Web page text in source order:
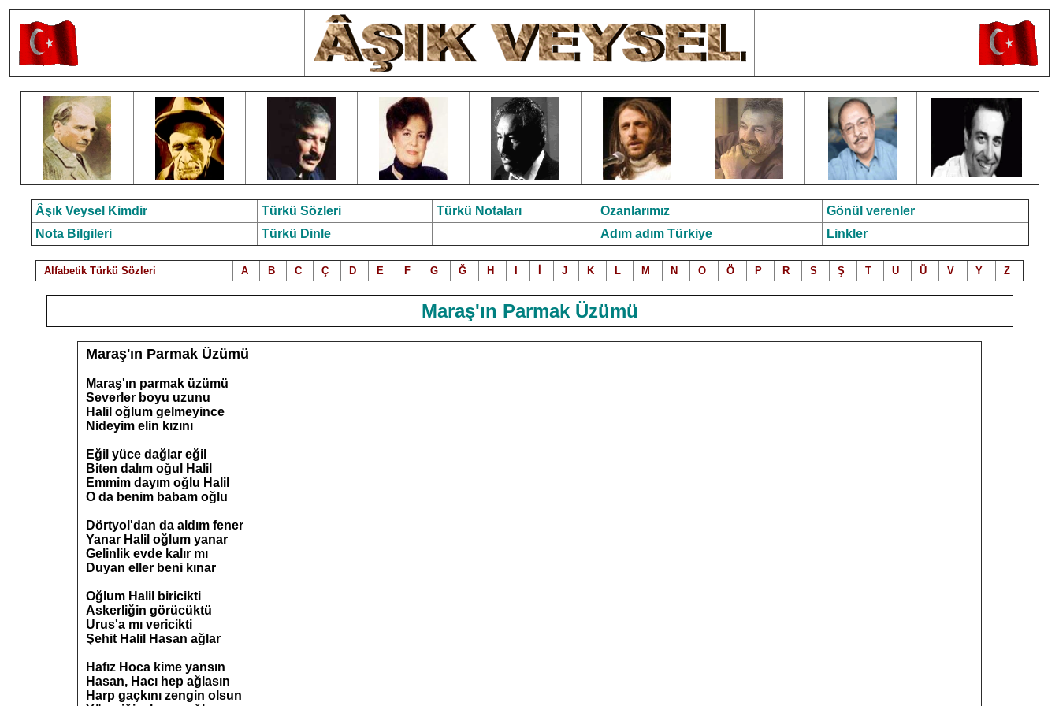
Âşık Veysel Kimdir Türkü Sözleri Türkü Notaları Ozanlarımız
Gönül verenler
Nota Bilgileri
Türkü Dinle Adım adım Türkiye Linkler
Alfabetik Türkü Sözleri A B C Ç D E F G Ğ H J K L M N O Ö P R S Ş T U Ü V Y Z
Maraş'ın Parmak Üzümü
Maraş'ın Parmak Üzümü
Maraş'ın parmak üzümü
Severler boyu uzunu
Halil oğlum gelmeyince
Nideyim elin kızını
Eğil yüce dağlar eğil
Biten dalım oğul Halil
Emmim dayım oğlu Halil
O da benim babam oğlu
Dörtyol'dan da aldım fener
Yanar Halil oğlum yanar
Gelinlik evde kalır mı
Duyan eller beni kınar
Oğlum Halil biricikti
Askerliğin görücüktü
Urus'a mı vericikti
Şehit Halil Hasan ağlar
Hafız Hoca kime yansın
Hasan, Hacı hep ağlasın
Harp gaçkını zengin olsun